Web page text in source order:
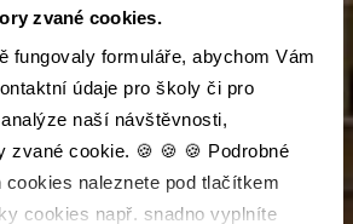
zvané cookies.
fungovaly formuláře, abychom Vám
údaje pro školy či pro
naší návštěvnosti,
zvané cookie. 🍪 🍪 🍪 Podrobné
cookies naleznete pod tlačítkem
cookies např. snadno vyplníte